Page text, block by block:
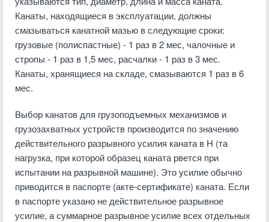
Канаты, находящиеся в эксплуатации, должны
смазываться канатной мазью в следующие сроки:
грузовые (полиспастные) - 1 раз в 2 мес, чалочные и
стропы - 1 раз в 1,5 мес, расчалки - 1 раз в 3 мес.
Канаты, хранящиеся на складе, смазываются 1 раз в 6
мес.
Выбор канатов для грузоподъемных механизмов и
грузозахватных устройств производится по значению
действительного разрывного усилия каната в Н (та
нагрузка, при которой образец каната рвется при
испытании на разрывной машине). Это усилие обычно
приводится в паспорте (акте-сертификате) каната. Если
в паспорте указано не действительное разрывное
усилие, а суммарное разрывное усилие всех отдельных